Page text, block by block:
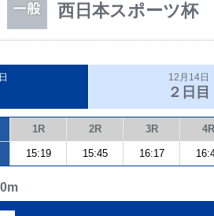
西日本スポーツ杯
12月14日
２日目
1R 2R 3R 4R
15:19 15:45 16:17